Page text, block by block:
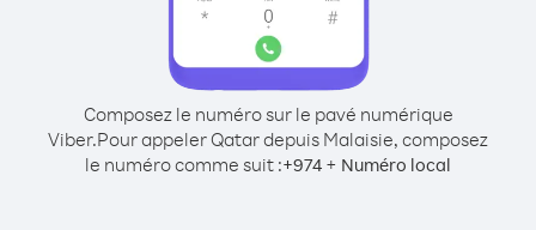
Composez le numéro sur le pavé numérique
Viber.Pour appeler Qatar depuis Malaisie, composez
le numéro comme suit :+974 + Numéro local